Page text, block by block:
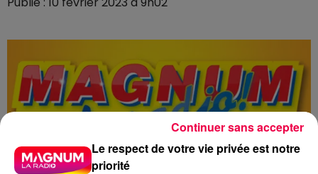
Le respect de votre vie privée est notre
priorité
Continuer sans accepter